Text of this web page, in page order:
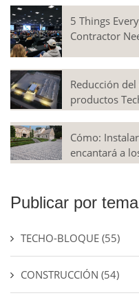
5 Things
Contractor
Reducción
productos
Cómo:
encantará a
Publicar por tema
TECHO-BLOQUE (55)
CONSTRUCCIÓN (54)